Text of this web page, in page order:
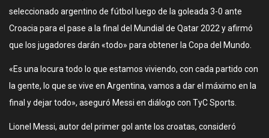
seleccionado argentino de fútbol luego de la goleada 3-0 ante
Croacia para el pase a la final del Mundial de Qatar 2022 y afirmó
que los jugadores darán «todo» para obtener la Copa del Mundo.
«Es una locura todo lo que estamos viviendo, con cada partido con
la gente, lo que se vive en Argentina, vamos a dar el máximo en la
final y dejar todo», aseguró Messi en diálogo con TyC Sports.
Lionel Messi, autor del primer gol ante los croatas, consideró